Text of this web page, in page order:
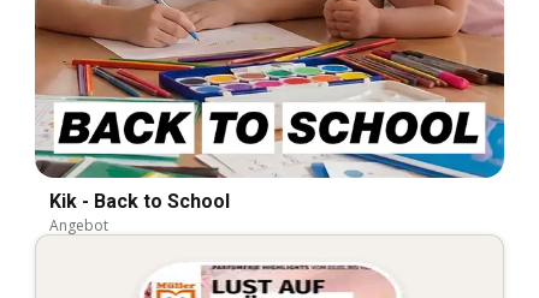
Kik - Back to School
Angebot